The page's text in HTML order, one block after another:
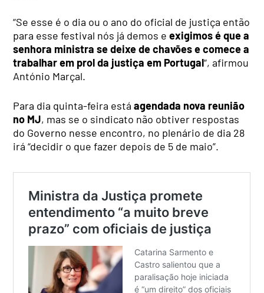
“Se esse é o dia ou o ano do oficial de justiça então
para esse festival nós já demos eexigimos é que a
senhora ministra se deixe de chavões e comece a
trabalhar em prol da justiça em Portugal“, afirmou
António Marçal.
Para dia quinta-feira estáagendada nova reunião
no MJ, mas se o sindicato não obtiver respostas
do Governo nesse encontro, no plenário de dia 28
irá “decidir o que fazer depois de 5 de maio”.